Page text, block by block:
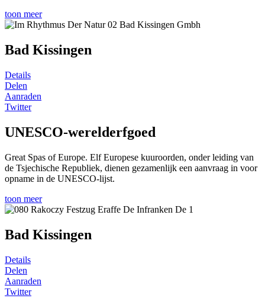
toon meer
Bad Kissingen
Details
Delen
Aanraden
Twitter
UNESCO-werelderfgoed
Great Spas of Europe. Elf Europese kuuroorden, onder leiding van
de Tsjechische Republiek, dienen gezamenlijk een aanvraag in voor
opname in de UNESCO-lijst.
toon meer
Bad Kissingen
Details
Delen
Aanraden
Twitter